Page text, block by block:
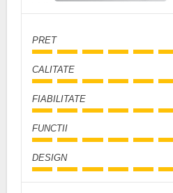
PRET
CALITATE
FIABILITATE
FUNCTII
DESIGN